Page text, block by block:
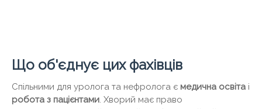
Що об'єднує цих фахівців
Спільними для уролога та нефролога є медична освіта і
робота з пацієнтами. Хворий має право